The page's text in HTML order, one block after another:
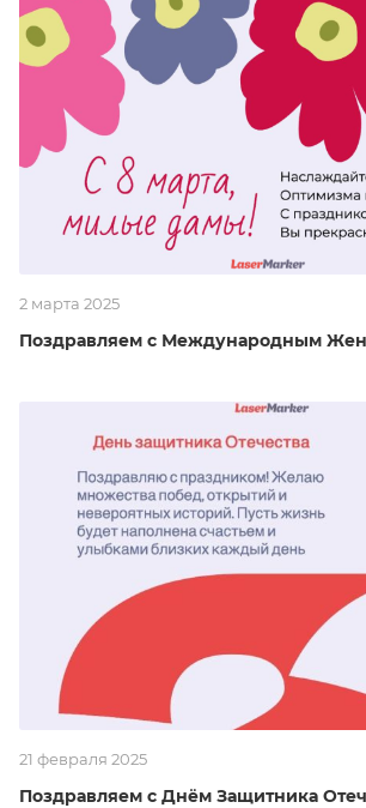
2 марта 2025
Поздравляем с Международным
21 февраля 2025
Поздравляем с Днём Защитника